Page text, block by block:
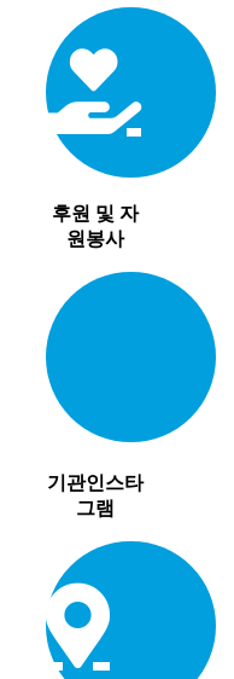
후원 및 자
원봉사
기관인스타
그램